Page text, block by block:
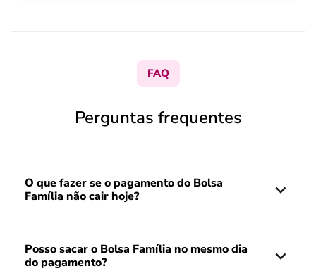
FAQ
Perguntas frequentes
O que fazer se o pagamento do Bolsa
Família não cair hoje?
Posso sacar o Bolsa Família no mesmo dia
do pagamento?